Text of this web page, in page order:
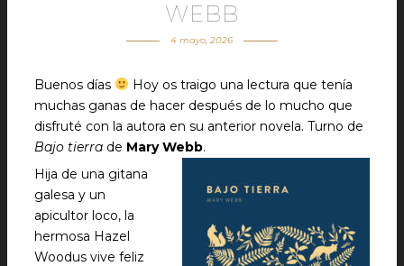
WEBB
4 mayo, 2026
Buenos días
Hoy os traigo una lectura que tenía
muchas ganas de hacer después de lo mucho que
disfruté con la autora en su anterior novela. Turno de
Bajo tierra de Mary Webb.
Hija de una gitana
galesa y un
apicultor loco, la
hermosa Hazel
Woodus vive feliz